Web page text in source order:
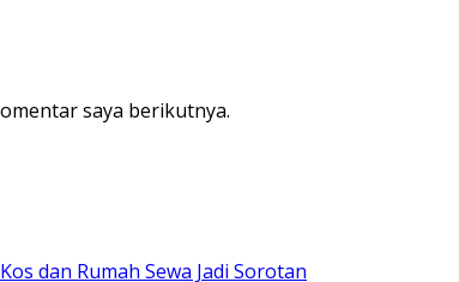
saya berikutnya.